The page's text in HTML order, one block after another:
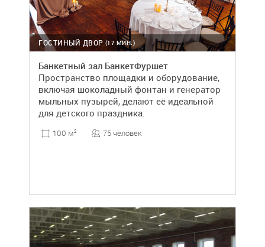
(17 МИН.)
ГОСТИНЫЙ ДВОР
Банкетный зал БанкетФуршет
Пространство площадки и оборудование,
включая шоколадный фонтан и генератор
мыльных пузырей, делают её идеальной
для детского праздника.
100 м2 75 человек